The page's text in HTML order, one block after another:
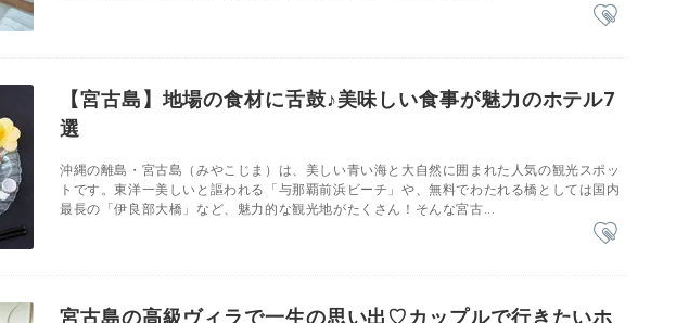
【宮古島】地場の食材に舌鼓♪美味しい食事が魅力のホテル7
選
沖縄の離島・宮古島（みやこじま）は、美しい青い海と大自然に囲まれた人気の観光スポッ
トです。東洋一美しいと謳われる「与那覇前浜ビーチ」や、無料でわたれる橋としては国内
最長の「伊良部大橋」など、魅力的な観光地がたくさん！そんな宮古...
宮古島の高級ヴィラで一生の思い出♡カップルで行きたいホ